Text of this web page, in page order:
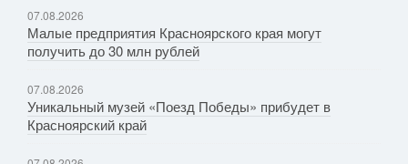
07.08.2026
Малые предприятия Красноярского края могут
получить до 30 млн рублей
07.08.2026
Уникальный музей «Поезд Победы» прибудет в
Красноярский край